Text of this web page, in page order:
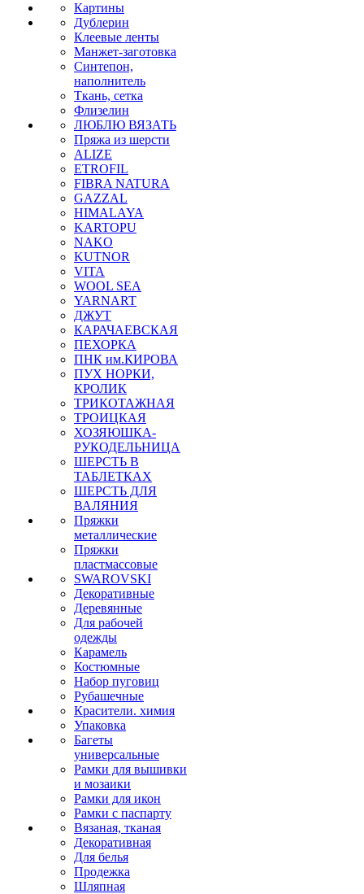
Картины
Дублерин
Клеевые ленты
Манжет-заготовка
Синтепон,
наполнитель
Ткань, сетка
Флизелин
ЛЮБЛЮ ВЯЗАТЬ
Пряжа из шерсти
ALIZE
ETROFIL
FIBRA NATURA
GAZZAL
HIMALAYA
KARTOPU
NAKO
KUTNOR
VITA
WOOL SEA
YARNART
ДЖУТ
КАРАЧАЕВСКАЯ
ПЕХОРКА
ПНК им.КИРОВА
ПУХ НОРКИ,
КРОЛИК
ТРИКОТАЖНАЯ
ТРОИЦКАЯ
ХОЗЯЮШКА-
РУКОДЕЛЬНИЦА
ШЕРСТЬ В
ТАБЛЕТКАХ
ШЕРСТЬ ДЛЯ
ВАЛЯНИЯ
Пряжки
металлические
Пряжки
пластмассовые
SWAROVSKI
Декоративные
Деревянные
Для рабочей
одежды
Карамель
Костюмные
Набор пуговиц
Рубашечные
Красители. химия
Упаковка
Багеты
универсальные
Рамки для вышивки
и мозаики
Рамки для икон
Рамки с паспарту
Вязаная, тканая
Декоративная
Для белья
Продежка
Шляпная